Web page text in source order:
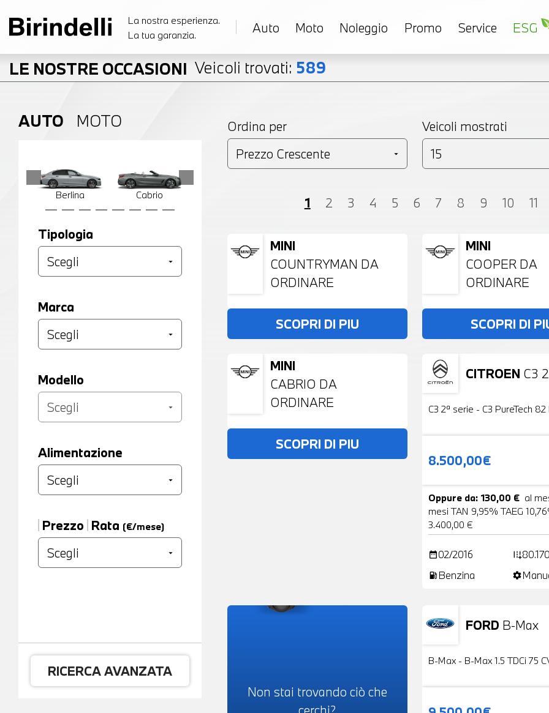
La nostra esperienza.
La tua garanzia.
Auto Moto Noleggio Promo Service ESG
LE NOSTRE OCCASIONI Veicoli trovati: 589
AUTO MOTO
Berlina Cabrio Coupé SUV
Tipologia
Marca
Modello
Alimentazione
Prezzo Rata (€/mese)
RICERCA AVANZATA
Ordina per Veicoli mostrati
1 2 3 4 5 6 7 8 9 10 11
MINI
COUNTRYMAN DA
ORDINARE
SCOPRI DI PIU
MINI
COOPER DA
ORDINARE
SCOPRI DI
MINI
CABRIO DA
ORDINARE
SCOPRI DI PIU
CITROEN C3
Usato
C3 2ª serie - C3 PureTech 82
8.500,00€
Oppure da: 130,00 € al
mesi TAN 9,95% TAEG
3.400,00 €
date_range02/2016 add_road
local_gas_station Benzina settings
Non stai trovando ciò che
FORD B-Max
Usato
B-Max - B-Max 1.5 TDCi 75